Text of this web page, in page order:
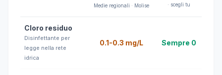
Medie regionali · Molise
· scegli tu
Cloro residuo
Disinfettante per
legge nella rete
idrica
0.1-0.3 mg/L Sempre 0